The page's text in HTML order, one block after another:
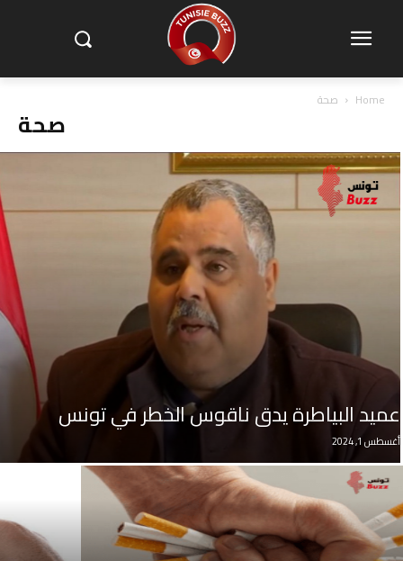
Home صحة
صحة
عميد البياطرة يدق ناقوس الخطر في تونس
أغسطس 1, 2024